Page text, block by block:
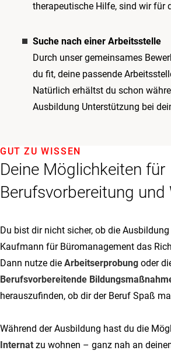
therapeutische Hilfe, sind wir für
Suche nach einer Arbeitsstelle
Durch unser gemeinsames
du fit, deine passende
Natürlich erhältst du schon
Ausbildung Unterstützung bei
Deine Möglichkeiten für
Berufsvorbereitung und
GUT ZU WISSEN
Du bist dir nicht sicher, ob die
Kaufmann für Büromanagement das
Dann nutze die Arbeitserprobung oder
Berufsvorbereitende
herauszufinden, ob dir der Beruf Spaß
Während der Ausbildung hast du die
Internat zu wohnen – ganz nah an